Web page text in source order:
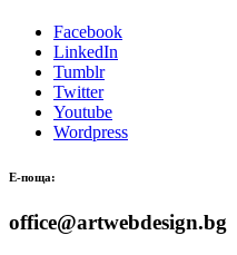
Facebook
LinkedIn
Tumblr
Twitter
Youtube
Wordpress
Е-поща:
office@artwebdesign.bg